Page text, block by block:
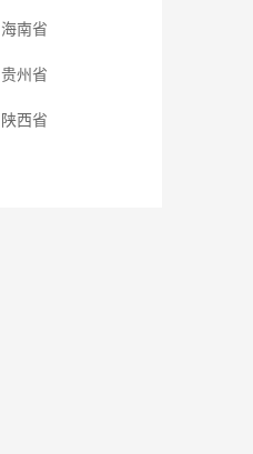
海南省
贵州省
陕西省